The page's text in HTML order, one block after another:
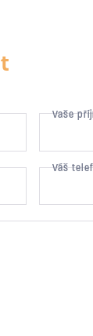
Vaše
Váš